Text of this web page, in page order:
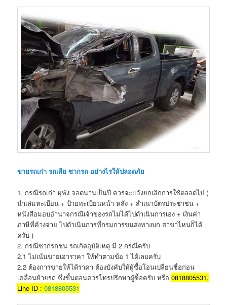
ขายรถเก่า รถเสีย ซากรถ อย่างไรให้ปลอดภัย
1. กรณีรถเก่า ผุพัง จอดนานเป็นปี ควรจะแจ้งยกเลิกการใช้ตลอดไป (
นำเล่มทะเบียน + ป้ายทะเบียนหน้า-หลัง + สำเนาบัตรประชาชน +
หนังสือมอบอำนาจกรณีเจ้าของรถไม่ได้ไปดำเนินการเอง + เงินค่า
ภาษีที่ค้างจ่าย ไปดำเนินการที่กรมการขนส่งทางบก สาขาไหนก็ได้
ครับ )
2. กรณีซากรถชน รถเกิดอุบัติเหตุ มี 2 กรณีครับ
2.1 ไม่เน้นขายเอาราคา ให้ทำตามข้อ 1 ได้เลยครับ
2.2 ต้องการขายให้ได้ราคา ต้องบังคับให้ผู้ซื้อโอนเปลี่ยนชื่อก่อน
เคลื่อนย้ายรถ ซึ่งขั้นตอนควรโทรปรึกษาผู้ซื้อครับ หรือ0818805531,
Line ID :0818805531